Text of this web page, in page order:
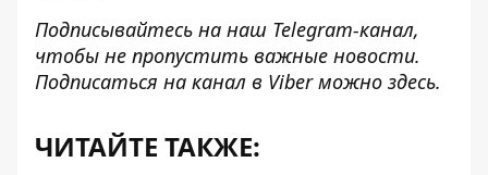
Подписывайтесь на наш Telegram-канал,
чтобы не пропустить важные новости.
Подписаться на канал в Viber можно здесь.
ЧИТАЙТЕ ТАКЖЕ: